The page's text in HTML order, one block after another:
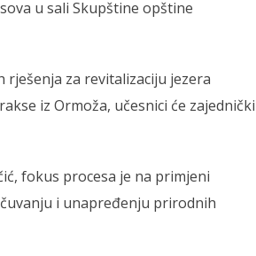
u sali Skupštine opštine
rješenja za revitalizaciju jezera
iz Ormoža, učesnici će zajednički
fokus procesa je na primjeni
i unapređenju prirodnih